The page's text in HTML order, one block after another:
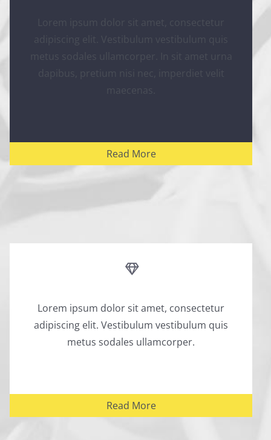
Lorem ipsum dolor sit amet, consectetur
adipiscing elit. Vestibulum vestibulum quis
metus sodales ullamcorper. In sit amet urna
dapibus, pretium nisi nec, imperdiet velit
maecenas.
Read More
Lorem ipsum dolor sit amet, consectetur
adipiscing elit. Vestibulum vestibulum quis
metus sodales ullamcorper.
Read More